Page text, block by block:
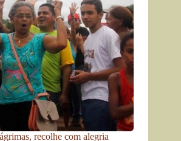
recolhe com alegria